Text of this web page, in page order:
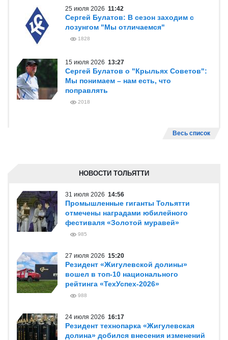
25 июля 2026 11:42
Сергей Булатов: В сезон заходим с
лозунгом "Мы отличаемся"
1828
15 июля 2026 13:27
Сергей Булатов о "Крыльях Советов":
Мы понимаем – нам есть, что
поправлять
2018
Весь список
НОВОСТИ ТОЛЬЯТТИ
31 июля 2026 14:56
Промышленные гиганты Тольятти
отмечены наградами юбилейного
фестиваля «Золотой муравей»
985
27 июля 2026 15:20
Резидент «Жигулевской долины»
вошел в топ-10 национального
рейтинга «ТехУспех-2026»
988
24 июля 2026 16:17
Резидент технопарка «Жигулевская
долина» добился внесения изменений